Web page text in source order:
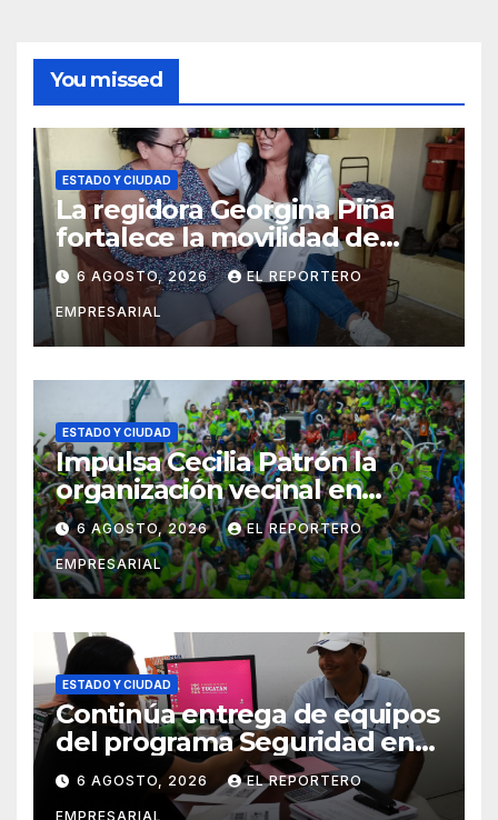
You missed
ESTADO Y CIUDAD
La regidora Georgina Piña
fortalece la movilidad de
adultos mayores con la
entrega de aparatos
ortopédicos
6 AGOSTO, 2026 EL REPORTERO
EMPRESARIAL
ESTADO Y CIUDAD
Impulsa Cecilia Patrón la
organización vecinal en
Mérida y suma a comités de
vigilancia en la prevención
social del delito
6 AGOSTO, 2026 EL REPORTERO
EMPRESARIAL
ESTADO Y CIUDAD
Continúa entrega de equipos
del programa Seguridad en
el Mar
6 AGOSTO, 2026 EL REPORTERO
EMPRESARIAL